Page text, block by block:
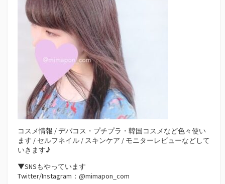
コスメ情報 / デパコス・プチプラ・韓国コスメなど色々使い
ます / セルフネイル / スキンケア / モニターレビューなどして
いきます♪
▼SNSもやっています
Twitter/Instagram：@mimapon_com